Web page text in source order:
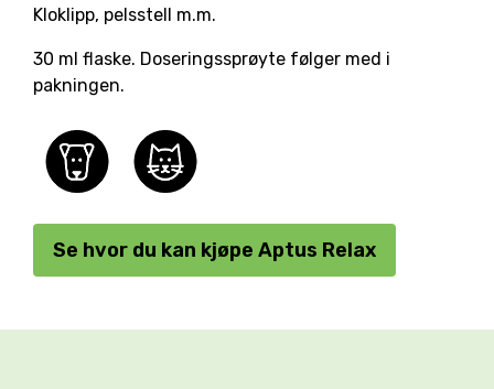
Kloklipp, pelsstell m.m.
30 ml flaske. Doseringssprøyte følger med i
pakningen.
Se hvor du kan kjøpe Aptus Relax